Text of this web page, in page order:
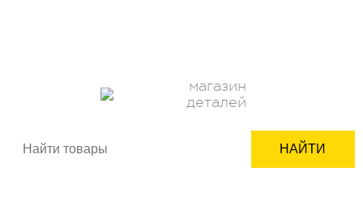
магазин
деталей
НАЙТИ